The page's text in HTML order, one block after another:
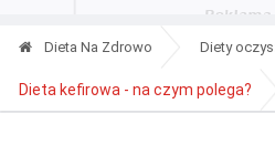
Dieta Na Zdrowo Diety
Dieta kefirowa - na czym polega?